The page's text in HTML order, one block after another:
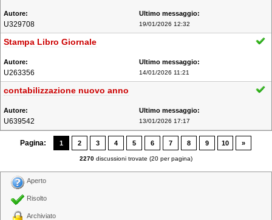
U329708 19/01/2026 12:32
Stampa Libro Giornale
U263356 14/01/2026 11:21
contabilizzazione nuovo anno
U639542 13/01/2026 17:17
Pagina: 1 2 3 4 5 6 7 8 9 10 »
2270 discussioni trovate (20 per pagina)
Aperto
Risolto
Archiviato